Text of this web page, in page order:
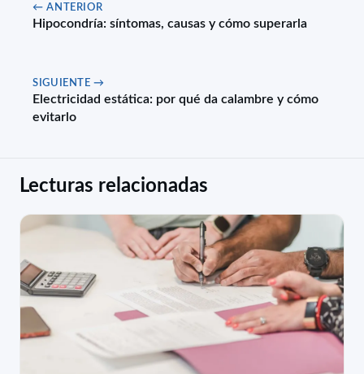
← ANTERIOR
Hipocondría: síntomas, causas y cómo superarla
SIGUIENTE →
Electricidad estática: por qué da calambre y cómo
evitarlo
Lecturas relacionadas